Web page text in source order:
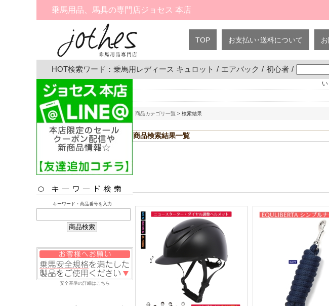
乗馬用品、馬具の専門店ジョセス 本店
TOP お支払い･送料について
HOT検索ワード： 乗馬用レディース キュロット / エアバック / 初心者 /
キーワード・商品番号を入力
安全基準の詳細はこちら
商品カテゴリ一覧 > 検索結果
商品検索結果一覧